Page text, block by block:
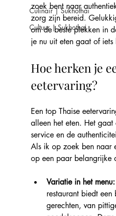
Culinair | Sukhothai
Cultuur | Sukhothai
zoek bent naar
zorg zijn bereid.
om de beste plekken in
je nu uit eten gaat of
Hoe herken je
eetervaring?
Een top Thaise
alleen het eten. Het gaat
service en de
Als ik op zoek ben naar
op een paar belangrijke
Variatie in het menu:
restaurant biedt
gerechten, van